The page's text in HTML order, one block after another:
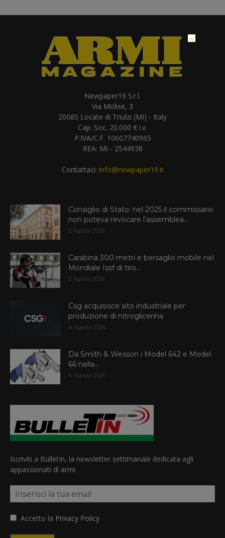
Newpaper19 S.r.l.
Via Molise, 3
20085 Locate di Triulzi (MI) - Italy
Cap. Soc. 20.000 € i.v.
P.IVA/C.F. 10607740965
REA: MI - 2544938
Contattaci: info@newpaper19.it
Consiglio di Stato: nel 2025 il commissario
non poteva revocare l’assemblea...
5 Agosto 2026
Carabina 300 metri e bersaglio mobile nel
Mondiale Issf di tiro...
5 Agosto 2026
Csg acquisisce sito industriale per
produzione di nitroglicerina
4 Agosto 2026
Da Smith & Wesson i Model 642 e Model
66 nella...
4 Agosto 2026
Iscriviti a BulletIn, la newsletter settimanale dedicata agli
appassionati di armi.
Accetto la Privacy Policy
×